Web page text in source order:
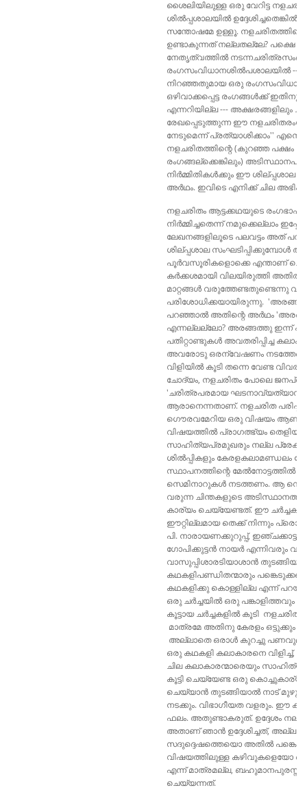
ശൈലിയിലുള്ള ഒരു വേറിട്ട
ശിൽപ്പശാലയിൽ
സന്തോഷമേ ഉള്ളൂ.
ഉണ്ടാകുന്നത് നല്ലതല്ലേ? പക്ഷെ
നേതൃത്വത്തില്‍
രംഗസംവിധാനശില്‍പശാലയില്‍
നിറഞ്ഞതുമായ ഒരു
ഒഴിവാക്കപ്പെട്ട രംഗങ്ങള്‍ക്ക് ഇതിനും
എന്നറിയില്ല --- അക്ഷരങ്ങളിലും
രേഖപ്പെടുത്തുന്ന ഈ
നേടുമെന്ന് പ്രത്യാശിക്കാം''
നളചരിതത്തിന്റെ (കുറഞ്ഞ പക്ഷം
രംഗങ്ങല്ക്കെങ്കിലും)
നിർമ്മിതികൾക്കും ഈ
അർഥം. ഇവിടെ എനിക്ക് ചില
നളചരിതം ആട്ടക്കഥയുടെ
നിർമ്മിച്ചതെന്ന് നമുക്കെല്ലാം
ലേഖനങ്ങളിലൂടെ പലവട്ടം അത്
ശില്പ്പശാല സംഘടിപ്പിക്കുമ്പോൾ
പൂർവസൂരികളൊക്കെ എന്താണ്
കർക്കശമായി വിലയിരുത്തി
മാറ്റങ്ങൾ വരുത്തേണ്ടതുണ്ടെന്നു
പരിശോധിക്കയായിരുന്നു.
പറഞ്ഞാൽ അതിന്റെ അർഥം
എന്നല്ലല്ലോ? അരങ്ങത്തു ഇന്ന്
പതിറ്റാണ്ടുകൾ അവതരിപ്പിച്ച
അവരോടു ഒരന്വേഷണം
വിളിയിൽ കൂടി തന്നെ വേണ്ട
ചോദ്യം, നളചരിതം പോലെ
'ചരിത്രപരമായ ഘടനാവ്യത്യാസം'
ആരാനെന്നതാണ്. നളചരിത
ഗൌരവമേറിയ ഒരു വിഷയം ആണ്
വിഷയത്തിൽ പ്രാഗത്ഭ്യം
സാഹിത്യപ്രമുഖരും നല്ല
ശിൽപ്പികളും കേരളകലാമണ്ഡലം
സ്ഥാപനത്തിന്റെ മേൽനോട്ടത്തിൽ
സെമിനാറുകൾ നടത്തണം. ആ
വരുന്ന ചിന്തകളുടെ
കാര്യം ചെയ്യേണ്ടത്. ഈ
ഈറ്റില്ലമായ തെക്ക് നിന്നും
പി. നാരായണക്കുറുപ്പ്, ഇഞ്ചക്കാട്ടു
ഗോപിക്കുട്ടൻ നായർ എന്നിവരും
വാസുപ്പിശാരടിയാശാൻ തുടങ്ങിയ
കഥകളിപണ്ഡിതന്മാരും
കഥകളിക്കു കൊള്ളില്ല എന്ന്
ഒരു ചർച്ചയിൽ ഒരു പങ്കാളിത്തവും
കൂട്ടായ ചർച്ചകളിൽ കൂടി നളചരിത
മാത്രമേ അതിനു കേരളം ഒട്ടുക്കും
അല്ലാതെ ഒരാൾ കുറച്ചു പണവുമായി
ഒരു കഥകളി കലാകാരനെ വിളിച്ച്‌,
ചില കലാകാരന്മാരെയും
കൂട്ടി ചെയ്യേണ്ട ഒരു
ചെയ്യാൻ തുടങ്ങിയാൽ നാട് മുഴുവൻ
നടക്കും. വിഭാഗീയത വളരും. ഈ
ഫലം. അതുണ്ടാകരുത്. ഉദ്ദേശം
അതാണ്‌ ഞാൻ ഉദ്ദേശിച്ചത്,
സദുദ്ദെഷത്തെയൊ അതിൽ
വിഷയത്തിലുള്ള കഴിവുകളെയോ
എന്ന് മാത്രമല്ല,
ചെയ്യന്നത്.